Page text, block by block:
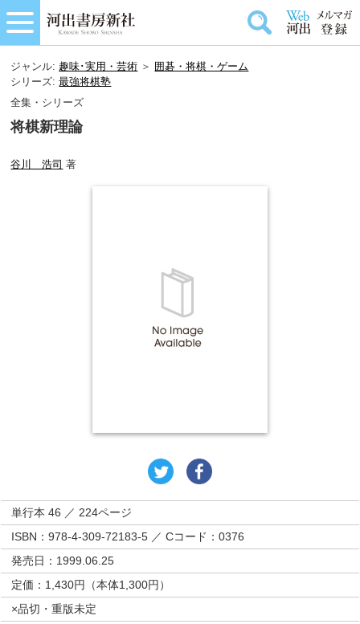
ジャンル: 趣味･実用・芸術 ＞ 囲碁・将棋・ゲーム
シリーズ:最強将棋塾
全集・シリーズ
将棋新理論
谷川 浩司 著
単行本 46 ／ 224ページ
ISBN：978-4-309-72183-5 ／ Cコード：0376
発売日：1999.06.25
定価：1,430円（本体1,300円）
×品切・重版未定